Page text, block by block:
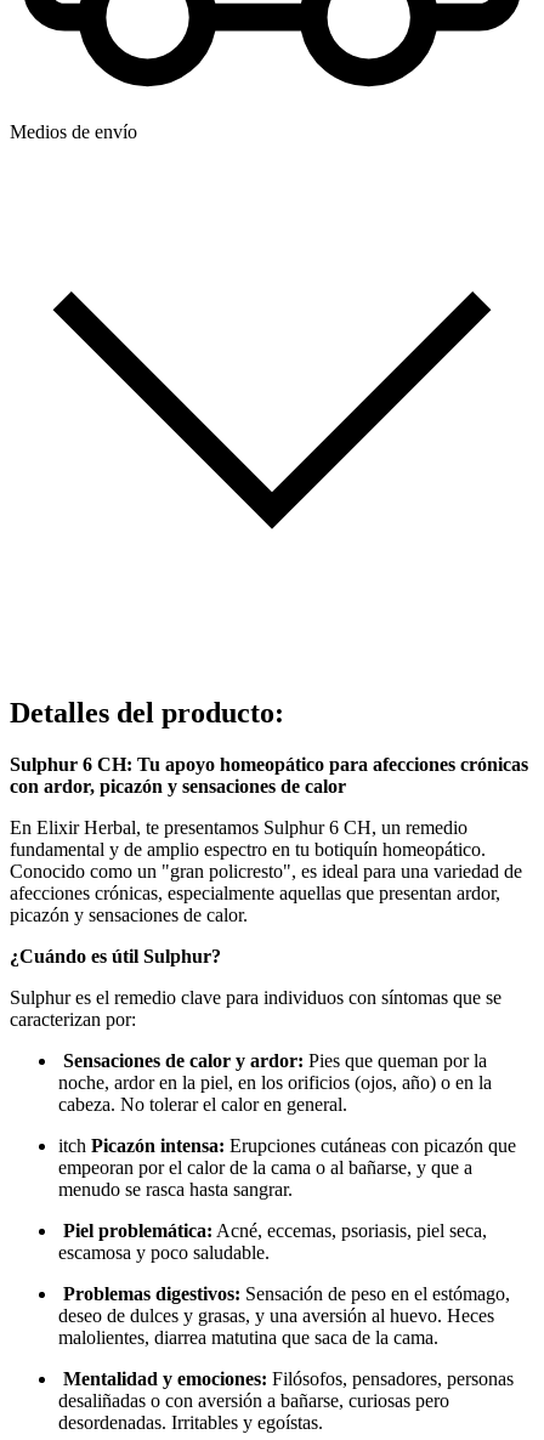
Medios de envío
Detalles del producto:
Sulphur 6 CH: Tu apoyo homeopático para afecciones crónicas
con ardor, picazón y sensaciones de calor
En Elixir Herbal, te presentamos Sulphur 6 CH, un remedio
fundamental y de amplio espectro en tu botiquín homeopático.
Conocido como un "gran policresto", es ideal para una variedad de
afecciones crónicas, especialmente aquellas que presentan ardor,
picazón y sensaciones de calor.
¿Cuándo es útil Sulphur?
Sulphur es el remedio clave para individuos con síntomas que se
caracterizan por:
Sensaciones de calor y ardor: Pies que queman por la
noche, ardor en la piel, en los orificios (ojos, año) o en la
cabeza. No tolerar el calor en general.
itch Picazón intensa: Erupciones cutáneas con picazón que
empeoran por el calor de la cama o al bañarse, y que a
menudo se rasca hasta sangrar.
Piel problemática: Acné, eccemas, psoriasis, piel seca,
escamosa y poco saludable.
Problemas digestivos: Sensación de peso en el estómago,
deseo de dulces y grasas, y una aversión al huevo. Heces
malolientes, diarrea matutina que saca de la cama.
Mentalidad y emociones: Filósofos, pensadores, personas
desaliñadas o con aversión a bañarse, curiosas pero
desordenadas. Irritables y egoístas.